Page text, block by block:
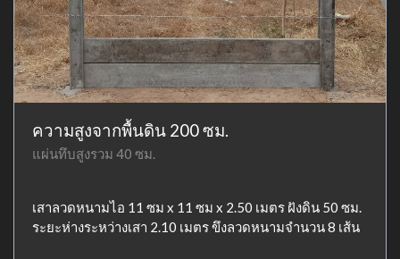
ความสูงจากพื้นดิน 200 ซม.
แผ่นทึบสูงรวม 40 ซม.
เสาลวดหนามไอ 11 ซม x 11 ซม x 2.50 เมตร ฝังดิน 50 ซม.
ระยะห่างระหว่างเสา 2.10 เมตร ขึงลวดหนามจำนวน 8 เส้น